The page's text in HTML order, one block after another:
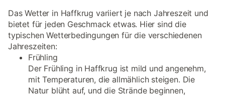
Das Wetter in Haffkrug variiert je nach Jahreszeit und
bietet für jeden Geschmack etwas. Hier sind die
typischen Wetterbedingungen für die verschiedenen
Jahreszeiten:
Frühling
Der Frühling in Haffkrug ist mild und angenehm,
mit Temperaturen, die allmählich steigen. Die
Natur blüht auf, und die Strände beginnen,